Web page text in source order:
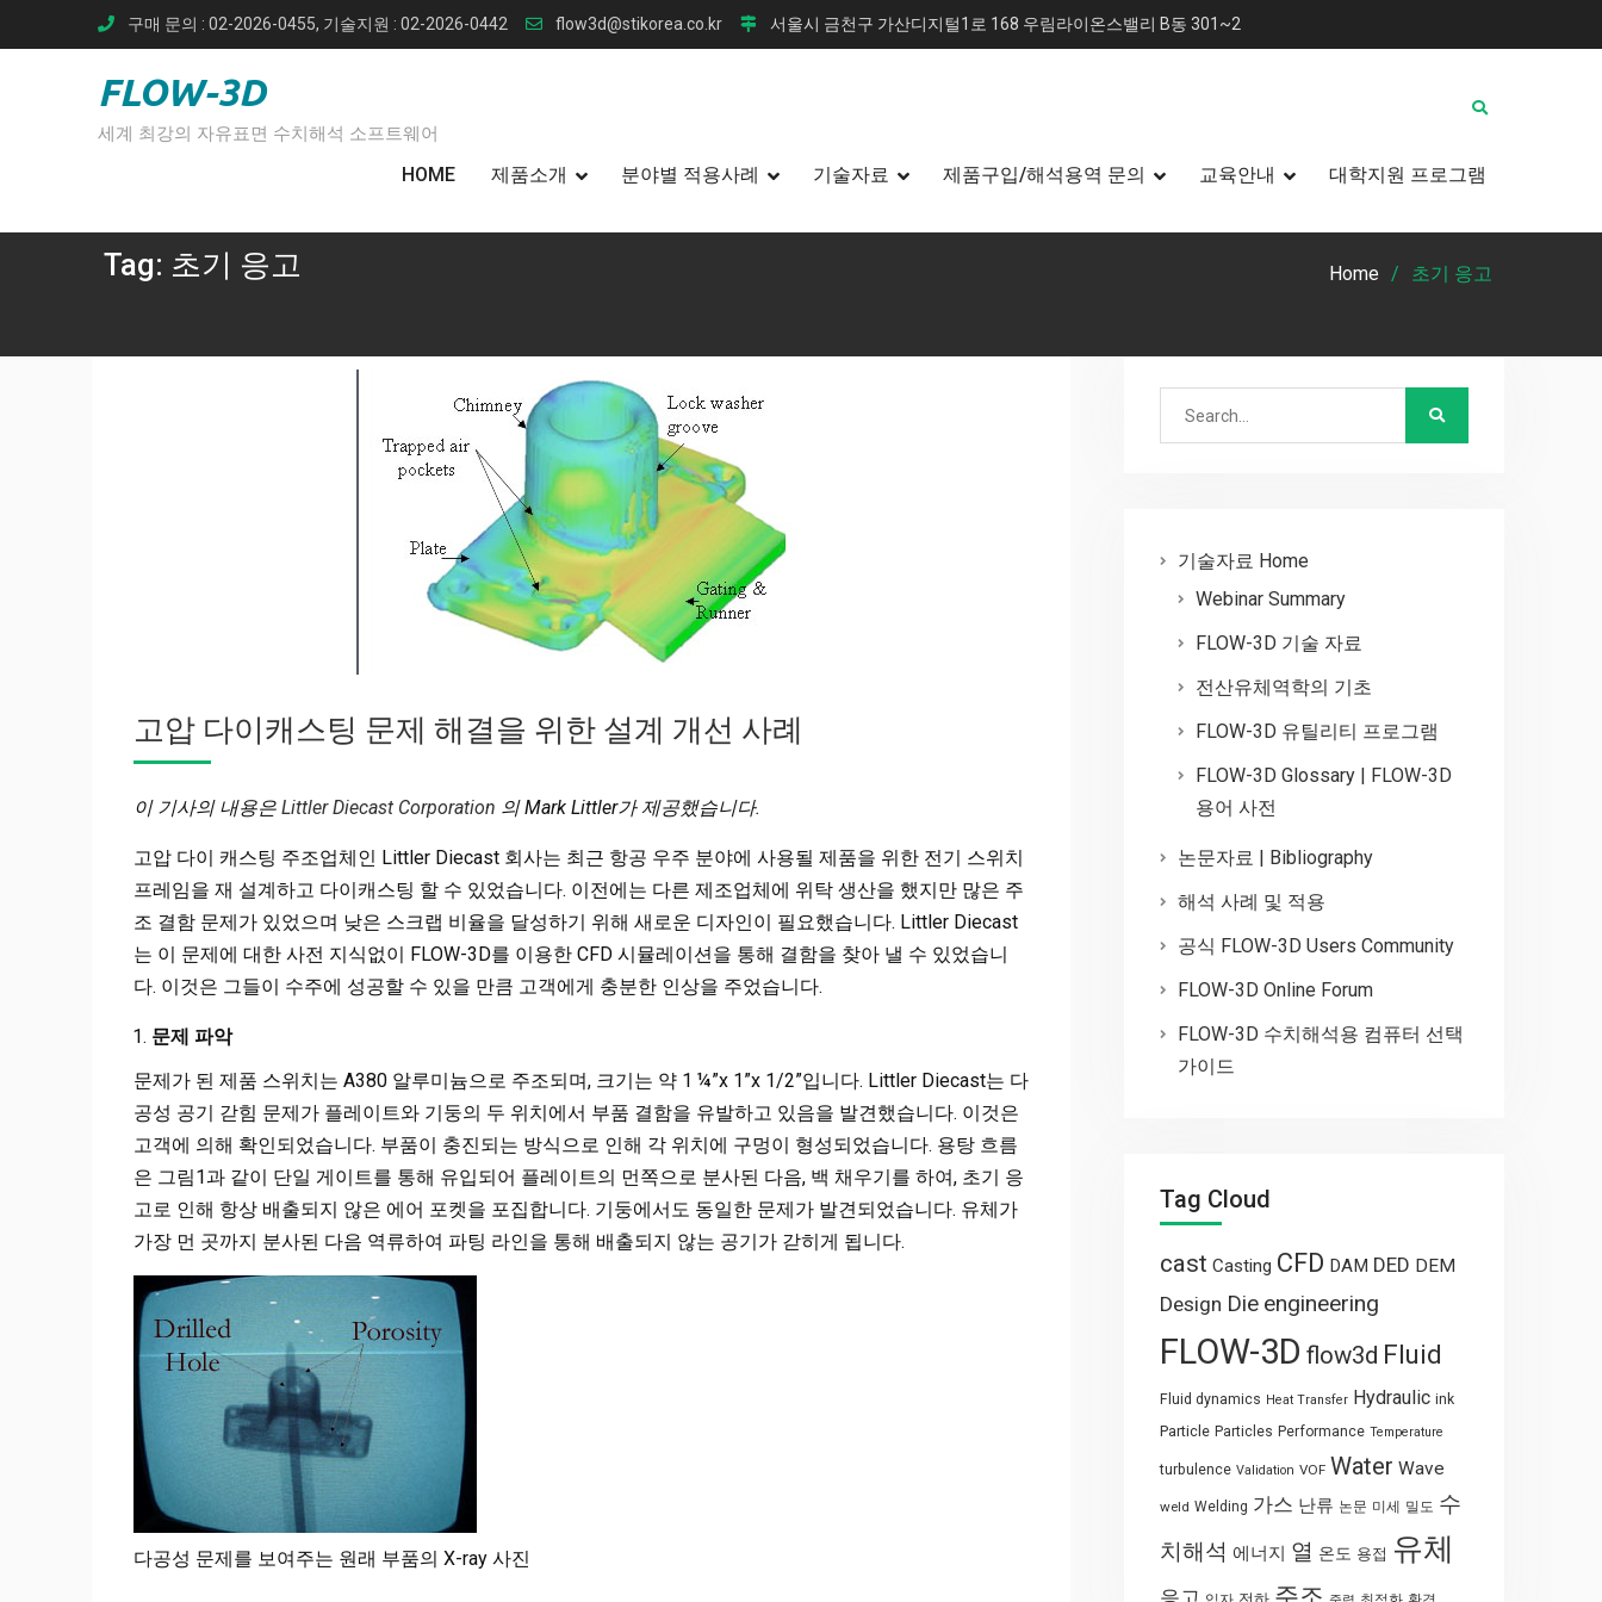
to
구매 문의 : 02-2026-0455, 기술지원 : 02-2026-0442 flow3d@stikorea.co.kr 서울시 금천구 가산디지털1로 168 우림라이온스밸리 B동 301~2
FLOW-3D
세계 최강의 자유표면 수치해석 소프트웨어
HOME 제품소개 분야별 적용사례 기술자료 제품구입/해석용역 문의 교육안내 대학지원 프로그램
Tag: 초기 응고 Home 초기 응고
고압 다이캐스팅 문제 해결을 위한 설계 개선 사례
이 기사의 내용은 Littler Diecast Corporation 의 Mark Littler가 제공했습니다.
고압 다이 캐스팅 주조업체인 Littler Diecast 회사는 최근 항공 우주 분야에 사용될 제품을 위한 전기 스위치
프레임을 재 설계하고 다이캐스팅 할 수 있었습니다. 이전에는 다른 제조업체에 위탁 생산을 했지만 많은 주
조 결함 문제가 있었으며 낮은 스크랩 비율을 달성하기 위해 새로운 디자인이 필요했습니다. Littler Diecast
는 이 문제에 대한 사전 지식없이 FLOW-3D를 이용한 CFD 시뮬레이션을 통해 결함을 찾아 낼 수 있었습니
다. 이것은 그들이 수주에 성공할 수 있을 만큼 고객에게 충분한 인상을 주었습니다.
문제 파악
문제가 된 제품 스위치는 A380 알루미늄으로 주조되며, 크기는 약 1 ¼”x 1”x 1/2”입니다. Littler Diecast는 다
공성 공기 갇힘 문제가 플레이트와 기둥의 두 위치에서 부품 결함을 유발하고 있음을 발견했습니다. 이것은
고객에 의해 확인되었습니다. 부품이 충진되는 방식으로 인해 각 위치에 구멍이 형성되었습니다. 용탕 흐름
은 그림1과 같이 단일 게이트를 통해 유입되어 플레이트의 먼쪽으로 분사된 다음, 백 채우기를 하여, 초기 응
고로 인해 항상 배출되지 않은 에어 포켓을 포집합니다. 기둥에서도 동일한 문제가 발견되었습니다. 유체가
가장 먼 곳까지 분사된 다음 역류하여 파팅 라인을 통해 배출되지 않는 공기가 갇히게 됩니다.
다공성 문제를 보여주는 원래 부품의 X-ray 사진
기술자료 Home
Webinar Summary
FLOW-3D 기술 자료
전산유체역학의 기초
FLOW-3D 유틸리티 프로그램
FLOW-3D Glossary | FLOW-3D
용어 사전
논문자료 | Bibliography
해석 사례 및 적용
공식 FLOW-3D Users Community
FLOW-3D Online Forum
FLOW-3D 수치해석용 컴퓨터 선택
가이드
Tag Cloud
cast Casting CFD DAM DED DEM
Design Die engineering
FLOW-3D flow3d Fluid
Fluid dynamics Heat Transfer Hydraulic ink
Particle Particles Performance Temperature
turbulence Validation VOF Water Wave
weld Welding 가스 난류 논문 미세 밀도 수
치해석 에너지 열 온도 용접 유체
응고 주조